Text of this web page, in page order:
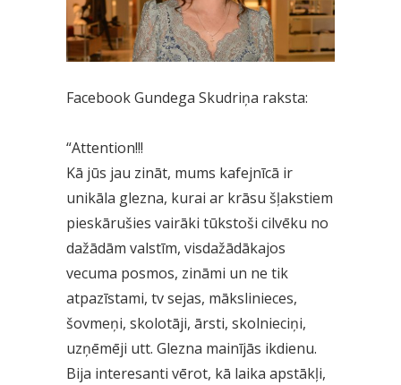
Facebook Gundega Skudriņa raksta:
“Attention!!!
Kā jūs jau zināt, mums kafejnīcā ir
unikāla glezna, kurai ar krāsu šļakstiem
pieskārušies vairāki tūkstoši cilvēku no
dažādām valstīm, visdažādākajos
vecuma posmos, zināmi un ne tik
atpazīstami, tv sejas, mākslinieces,
šovmeņi, skolotāji, ārsti, skolnieciņi,
uzņēmēji utt. Glezna mainījās ikdienu.
Bija interesanti vērot, kā laika apstākļi,